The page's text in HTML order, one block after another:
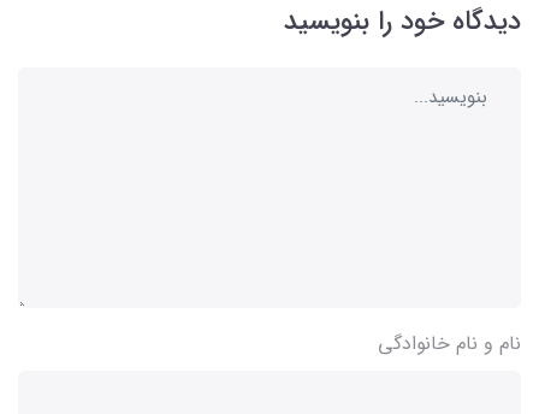
دیدگاه خود را بنویسید
نام و نام خانوادگی